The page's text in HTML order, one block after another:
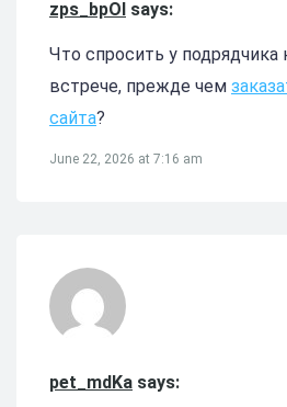
zps_bpOl says:
Что спросить у подрядчика
встрече, прежде чем
сайта?
June 22, 2026 at 7:16 am
pet_mdKa says: